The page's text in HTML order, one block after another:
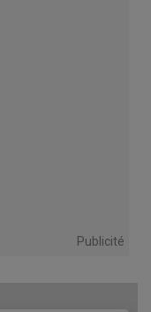
Publicité